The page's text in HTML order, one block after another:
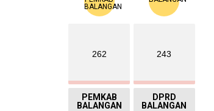
262
PEMKAB
BALANGAN
243
DPRD
BALANGAN